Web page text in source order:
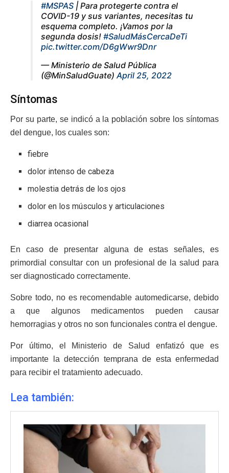
#MSPAS | Para protegerte contra el
COVID-19 y sus variantes, necesitas tu
esquema completo. ¡Vamos por la
segunda dosis! #SaludMásCercaDeTi
pic.twitter.com/D6gWwr9Dnr
— Ministerio de Salud Pública
(@MinSaludGuate)April 25, 2022
Síntomas
Por su parte, se indicó a la población sobre los síntomas
del dengue, los cuales son:
fiebre
dolor intenso de cabeza
molestia detrás de los ojos
dolor en los músculos y articulaciones
diarrea ocasional
En caso de presentar alguna de estas señales, es
primordial consultar con un profesional de la salud para
ser diagnosticado correctamente.
Sobre todo, no es recomendable automedicarse, debido
a que algunos medicamentos pueden causar
hemorragias y otros no son funcionales contra el dengue.
Por último, el Ministerio de Salud enfatizó que es
importante la detección temprana de esta enfermedad
para recibir el tratamiento adecuado.
Lea también: